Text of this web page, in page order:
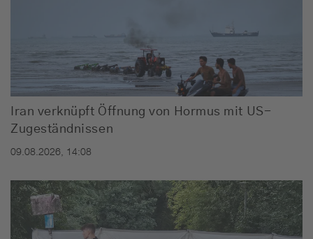
Iran verknüpft Öffnung von Hormus mit US-
Zugeständnissen
09.08.2026, 14:08